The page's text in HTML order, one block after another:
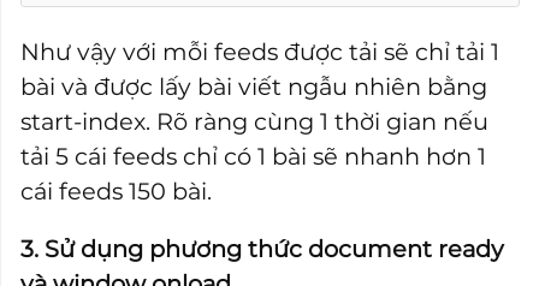
Như vậy với mỗi feeds được tải sẽ chỉ tải 1
bài và được lấy bài viết ngẫu nhiên bằng
start-index. Rõ ràng cùng 1 thời gian nếu
tải 5 cái feeds chỉ có 1 bài sẽ nhanh hơn 1
cái feeds 150 bài.
3. Sử dụng phương thức document ready